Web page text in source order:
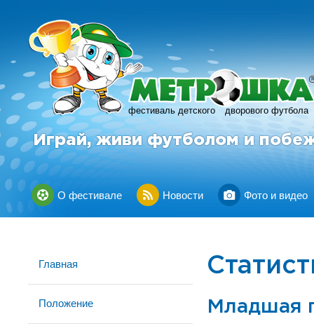
фестиваль детского дворового футбола
R
Играй, живи футболом и
О фестивале Новости Фото и видео
Главная
Положение Младшая